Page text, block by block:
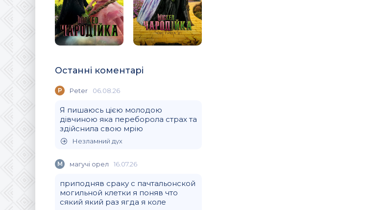
Останні коментарі
P Peter 06.08.26
Я пишаюсь цією молодою
дівчиною яка переборола страх та
здійснила свою мрію
Незламний дух
М магучi орел 16.07.26
приподняв сраку с пачтальонской
могильной клетки я поняв что
сякий який раз ягда я коле